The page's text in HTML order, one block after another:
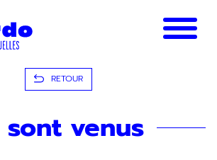
des cookies
RETOUR
sont venus